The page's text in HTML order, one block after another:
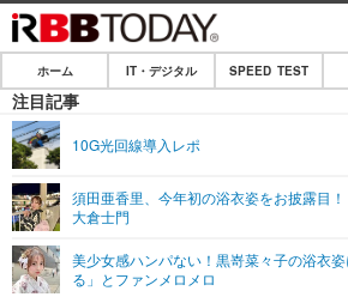
ホーム
IT・デジタル
ネタ
ショッピング
SPEED TEST
エンタメ
エンタメTOP
ライフ
ホーム IT・デジタル SPEED TEST
注目記事
10G光回線導入レポ
須田亜香里、今年初の浴衣姿をお披露目
大倉士門
美少女感ハンパない！黒嵜菜々子の浴衣
る」とファンメロメロ